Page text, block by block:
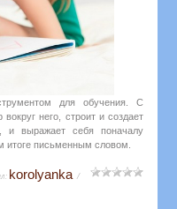
для обучения. С
него, строит и создает
и выражает себя поначалу
итоге письменным словом.
korolyanka